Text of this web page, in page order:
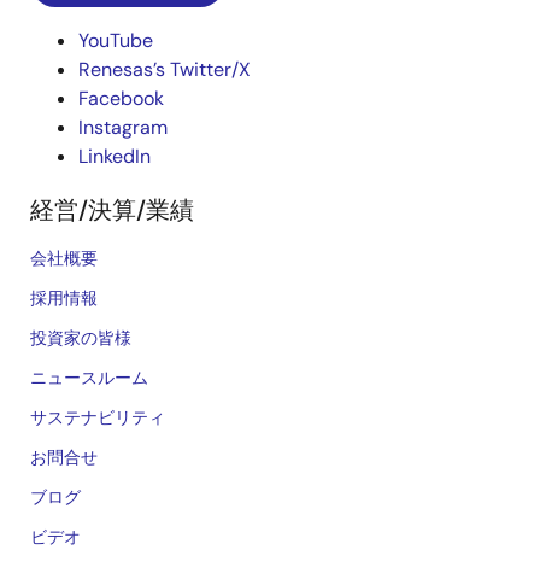
YouTube
Renesas’s Twitter/X
Facebook
Instagram
LinkedIn
経営/決算/業績
会社概要
採用情報
投資家の皆様
ニュースルーム
サステナビリティ
お問合せ
ブログ
ビデオ